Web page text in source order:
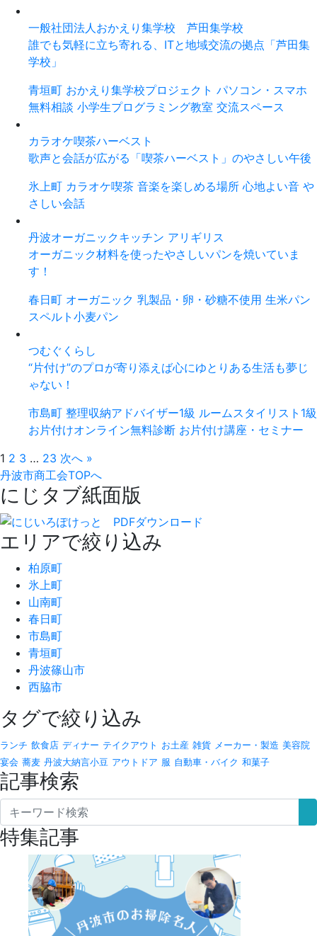
一般社団法人おかえり集学校 芦田集学校
誰でも気軽に立ち寄れる、ITと地域交流の拠点「芦田集
学校」
青垣町 おかえり集学校プロジェクト パソコン・スマホ
無料相談 小学生プログラミング教室 交流スペース
カラオケ喫茶ハーベスト
歌声と会話が広がる「喫茶ハーベスト」のやさしい午後
氷上町 カラオケ喫茶 音楽を楽しめる場所 心地よい音 や
さしい会話
丹波オーガニックキッチン アリギリス
オーガニック材料を使ったやさしいパンを焼いていま
す！
春日町 オーガニック 乳製品・卵・砂糖不使用 生米パン
スペルト小麦パン
つむぐくらし
“片付け”のプロが寄り添えば心にゆとりある生活も夢じ
ゃない！
市島町 整理収納アドバイザー1級 ルームスタイリスト1級
お片付けオンライン無料診断 お片付け講座・セミナー
1 2 3 … 23 次へ »
丹波市商工会TOPへ
にじタブ紙面版
エリアで絞り込み
柏原町
氷上町
山南町
春日町
市島町
青垣町
丹波篠山市
西脇市
タグで絞り込み
ランチ 飲食店 ディナー テイクアウト お土産 雑貨 メーカー・製造 美容院
宴会 蕎麦 丹波大納言小豆 アウトドア 服 自動車・バイク 和菓子
記事検索
特集記事